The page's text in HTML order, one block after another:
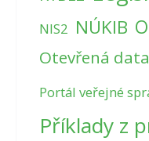
NIS2 NÚKIB
Otevřená data
Portál veřejné
Příklady z